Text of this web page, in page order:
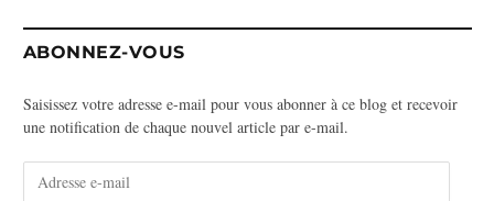
ABONNEZ-VOUS
Saisissez votre adresse e-mail pour vous abonner à ce blog et recevoir
une notification de chaque nouvel article par e-mail.